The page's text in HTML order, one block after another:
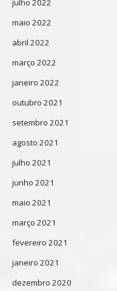
julho 2022
maio 2022
abril 2022
março 2022
janeiro 2022
outubro 2021
setembro 2021
agosto 2021
julho 2021
junho 2021
maio 2021
março 2021
fevereiro 2021
janeiro 2021
dezembro 2020